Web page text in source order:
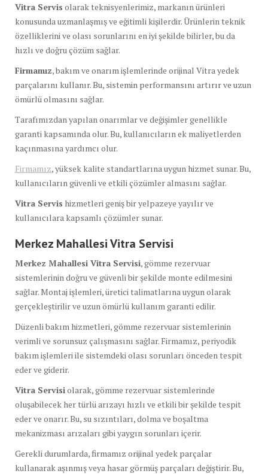
Vitra Servis olarak teknisyenlerimiz, markanın ürünleri
konusunda uzmanlaşmış ve eğitimli kişilerdir. Ürünlerin teknik
özelliklerini ve olası sorunlarını en iyi şekilde bilirler, bu da
hızlı ve doğru çözüm sağlar.
Firmamız, bakım ve onarım işlemlerinde orijinal Vitra yedek
parçalarını kullanır. Bu, sistemin performansını artırır ve uzun
ömürlü olmasını sağlar.
Tarafımızdan yapılan onarımlar ve değişimler genellikle
garanti kapsamında olur. Bu, kullanıcıların ek maliyetlerden
kaçınmasına yardımcı olur.
Firmamız, yüksek kalite standartlarına uygun hizmet sunar. Bu,
kullanıcıların güvenli ve etkili çözümler almasını sağlar.
Vitra Servis hizmetleri geniş bir yelpazeye yayılır ve
kullanıcılara kapsamlı çözümler sunar.
Merkez Mahallesi Vitra Servisi
Merkez Mahallesi Vitra Servisi, gömme rezervuar
sistemlerinin doğru ve güvenli bir şekilde monte edilmesini
sağlar. Montaj işlemleri, üretici talimatlarına uygun olarak
gerçekleştirilir ve uzun ömürlü kullanım garanti edilir.
Düzenli bakım hizmetleri, gömme rezervuar sistemlerinin
verimli ve sorunsuz çalışmasını sağlar. Firmamız, periyodik
bakım işlemleri ile sistemdeki olası sorunları önceden tespit
eder ve giderir.
Vitra Servisiolarak, gömme rezervuar sistemlerinde
oluşabilecek her türlü arızayı hızlı ve etkili bir şekilde tespit
eder ve onarır. Bu, su sızıntıları, dolma ve boşaltma
mekanizması arızaları gibi yaygın sorunları içerir.
Gerekli durumlarda, firmamız orijinal yedek parçalar
kullanarak aşınmış veya hasar görmüş parçaları değiştirir. Bu,